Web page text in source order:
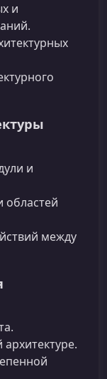
и
и
областей
между